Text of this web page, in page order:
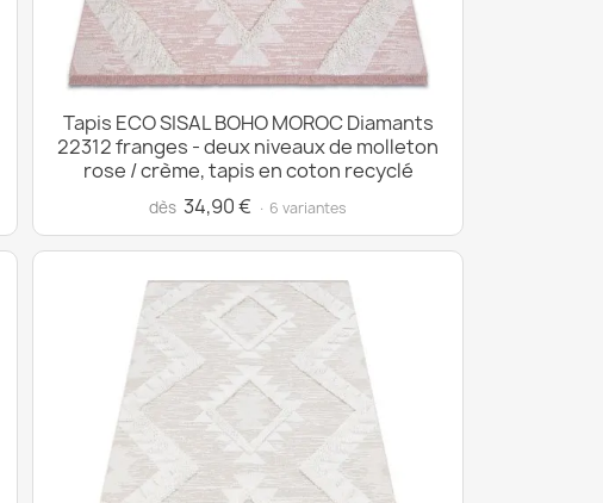
Tapis ECO SISAL BOHO MOROC Diamants
22312 franges - deux niveaux de molleton
rose / crème, tapis en coton recyclé
dès 34,90 € · 6 variantes